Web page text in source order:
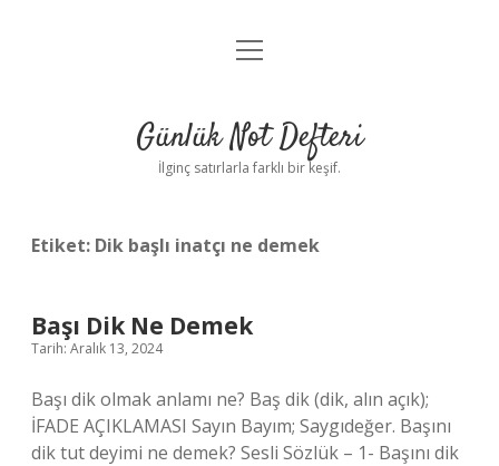
Anasayfa
Yasal Uyarı
menüyü
Günlük Not Defteri
İlginç satırlarla farklı bir keşif.
Etiket: Dik başlı inatçı ne demek
Başı Dik Ne Demek
Tarih: Aralık 13, 2024
Başı dik olmak anlamı ne? Baş dik (dik, alın açık);
İFADE AÇIKLAMASI Sayın Bayım; Saygıdeğer. Başını
dik tut deyimi ne demek? Sesli Sözlük – 1- Başını dik